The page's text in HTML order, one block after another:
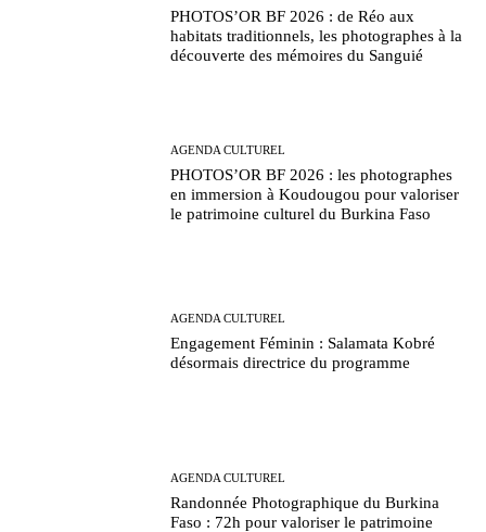
PHOTOS’OR BF 2026 : de Réo aux
habitats traditionnels, les photographes à la
découverte des mémoires du Sanguié
AGENDA CULTUREL
PHOTOS’OR BF 2026 : les photographes
en immersion à Koudougou pour valoriser
le patrimoine culturel du Burkina Faso
AGENDA CULTUREL
Engagement Féminin : Salamata Kobré
désormais directrice du programme
AGENDA CULTUREL
Randonnée Photographique du Burkina
Faso : 72h pour valoriser le patrimoine